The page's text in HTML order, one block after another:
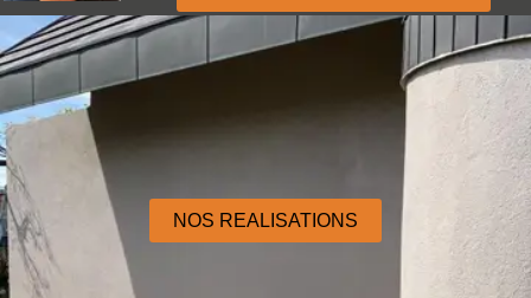
NOS REALISATIONS